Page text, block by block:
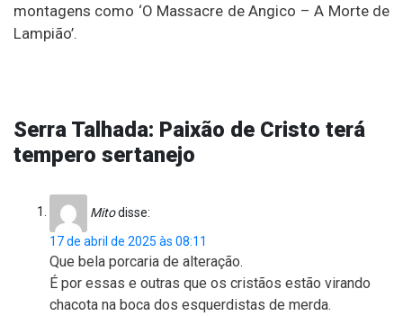
montagens como ‘O Massacre de Angico – A Morte de
Lampião’.
Serra Talhada: Paixão de Cristo terá
tempero sertanejo
Mitodisse:
17 de abril de 2025 às 08:11
Que bela porcaria de alteração.
É por essas e outras que os cristãos estão virando
chacota na boca dos esquerdistas de merda.